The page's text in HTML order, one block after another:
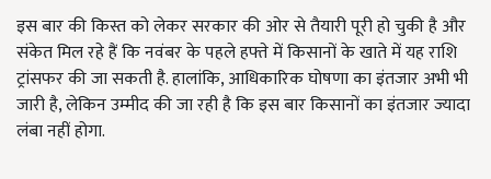
इस बार की किस्त को लेकर सरकार की ओर से तैयारी पूरी हो चुकी है और
संकेत मिल रहे हैं कि नवंबर के पहले हफ्ते में किसानों के खाते में यह राशि
ट्रांसफर की जा सकती है. हालांकि, आधिकारिक घोषणा का इंतजार अभी भी
जारी है, लेकिन उम्मीद की जा रही है कि इस बार किसानों का इंतजार ज्यादा
लंबा नहीं होगा.